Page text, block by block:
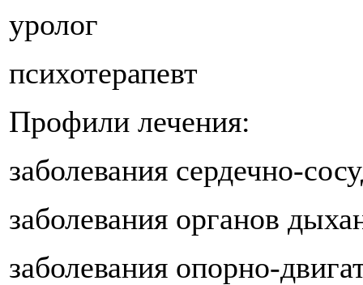
уролог
психотерапевт
Профили лечения:
заболевания сердечно-
заболевания органов
заболевания опорно-